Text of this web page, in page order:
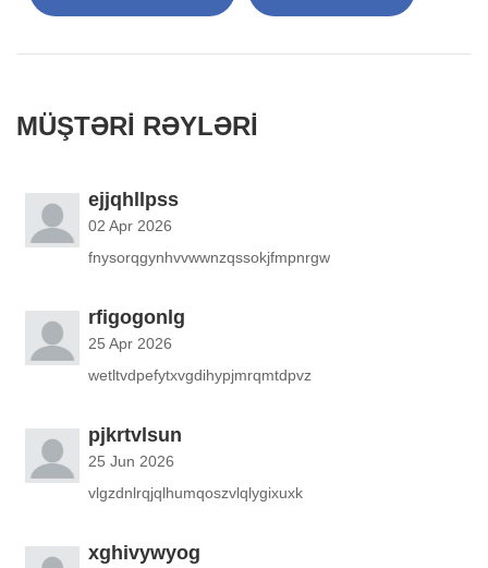
MÜŞTƏRI RƏYLƏRI
ejjqhllpss
02 Apr 2026
fnysorqgynhvvwwnzqssokjfmpnrgw
rfigogonlg
25 Apr 2026
wetltvdpefytxvgdihypjmrqmtdpvz
pjkrtvlsun
25 Jun 2026
vlgzdnlrqjqlhumqoszvlqlygixuxk
xghivywyog